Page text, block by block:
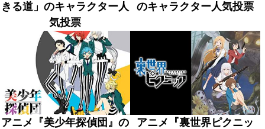
きる道」のキャラクター人
気投票
のキャラクター人気投票
アニメ『美少年探偵団』の
アニメ『裏世界ピクニッ